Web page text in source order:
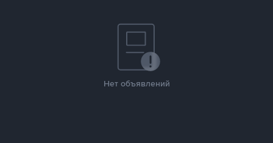
Нет объявлений